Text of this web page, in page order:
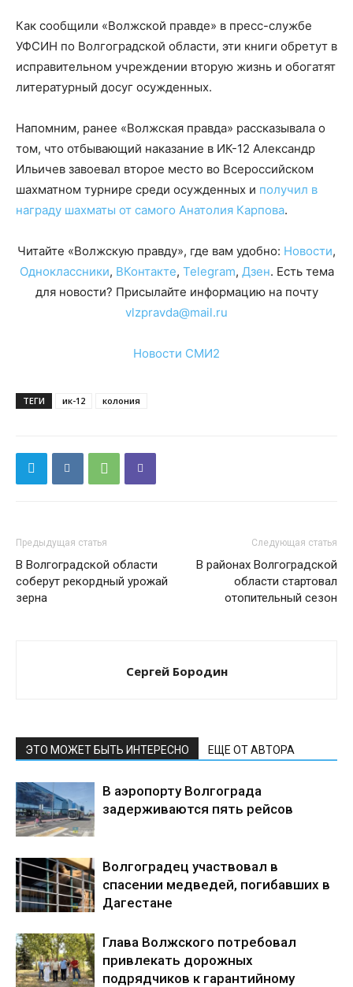
Как сообщили «Волжской правде» в пресс-службе
УФСИН по Волгоградской области, эти книги обретут в
исправительном учреждении вторую жизнь и обогатят
литературный досуг осужденных.
Напомним, ранее «Волжская правда» рассказывала о
том, что отбывающий наказание в ИК-12 Александр
Ильичев завоевал второе место во Всероссийском
шахматном турнире среди осужденных и получил в
награду шахматы от самого Анатолия Карпова.
Читайте «Волжскую правду», где вам удобно: Новости,
Одноклассники, ВКонтакте, Telegram, Дзен. Есть тема
для новости? Присылайте информацию на почту
vlzpravda@mail.ru
Новости СМИ2
ТЕГИ ик-12 колония
Предыдущая статья
В Волгоградской области
соберут рекордный урожай
зерна
Следующая статья
В районах Волгоградской
области стартовал
отопительный сезон
Сергей Бородин
ЭТО МОЖЕТ БЫТЬ ИНТЕРЕСНО ЕЩЕ ОТ АВТОРА
В аэропорту Волгограда
задерживаются пять рейсов
Волгоградец участвовал в
спасении медведей, погибавших в
Дагестане
Глава Волжского потребовал
привлекать дорожных
подрядчиков к гарантийному